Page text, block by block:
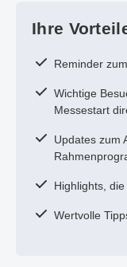
Ihre
Reminder
Wichtige
Messestart
Updates zum
Highlights,
Wertvolle